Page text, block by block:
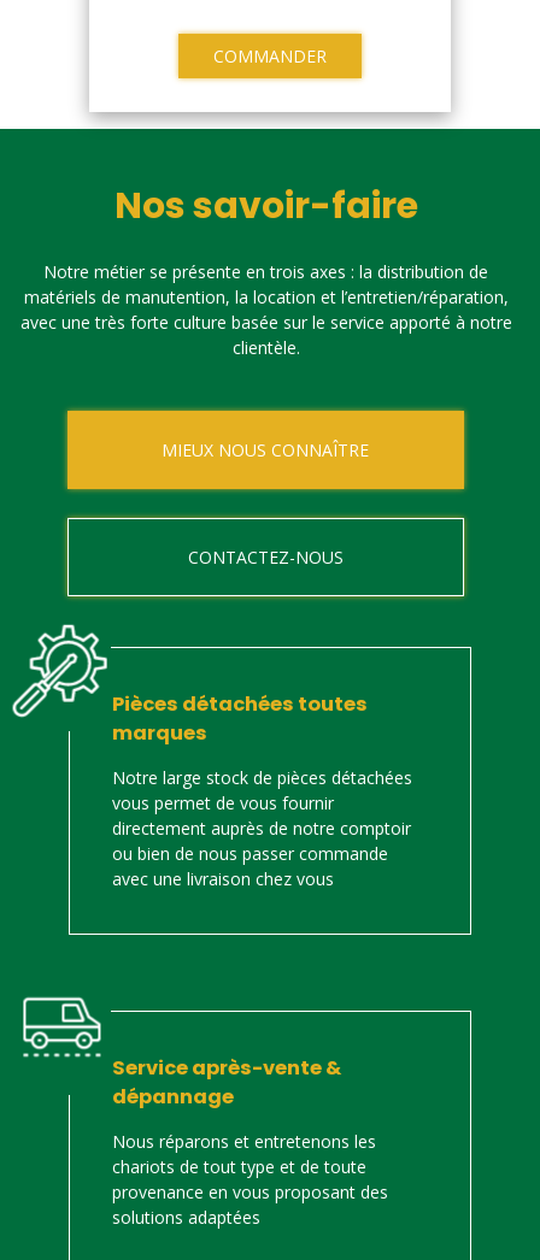
COMMANDER
Nos savoir-faire
Notre métier se présente en trois axes : la distribution de
matériels de manutention, la location et l’entretien/réparation,
avec une très forte culture basée sur le service apporté à notre
clientèle.
MIEUX NOUS CONNAÎTRE
CONTACTEZ-NOUS
Pièces détachées toutes
marques
Notre large stock de pièces détachées
vous permet de vous fournir
directement auprès de notre comptoir
ou bien de nous passer commande
avec une livraison chez vous
Service après-vente &
dépannage
Nous réparons et entretenons les
chariots de tout type et de toute
provenance en vous proposant des
solutions adaptées